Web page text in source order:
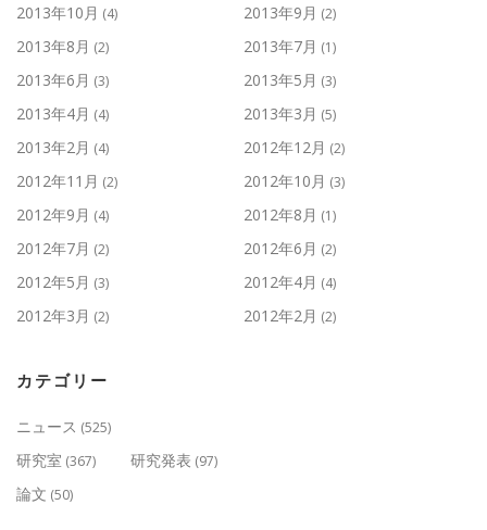
2013年10月 (4) 2013年9月 (2)
2013年8月 (2) 2013年7月 (1)
2013年6月 (3) 2013年5月 (3)
2013年4月 (4) 2013年3月 (5)
2013年2月 (4) 2012年12月 (2)
2012年11月 (2) 2012年10月 (3)
2012年9月 (4) 2012年8月 (1)
2012年7月 (2) 2012年6月 (2)
2012年5月 (3) 2012年4月 (4)
2012年3月 (2) 2012年2月 (2)
カテゴリー
ニュース (525)
研究室 (367) 研究発表 (97)
論文 (50)